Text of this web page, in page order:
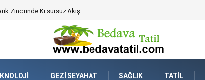
Prestijinde Ve Zaman Yönetiminde Yeni Dönem
GEZI SEYAHAT SAĞLIK TATIL